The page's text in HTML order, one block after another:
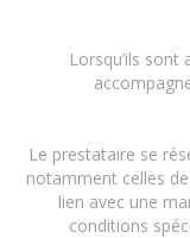
Lorsqu’ils
Le prestataire se
notamment celles
lien avec une
conditions